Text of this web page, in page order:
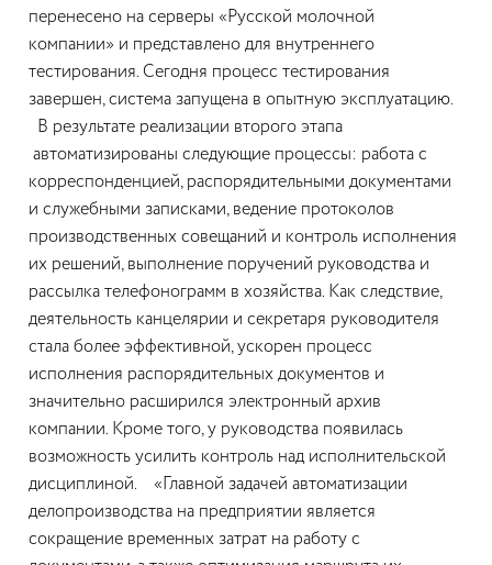
перенесено на серверы «Русской молочной
компании» и представлено для внутреннего
тестирования. Сегодня процесс тестирования
завершен, система запущена в опытную эксплуатацию.
В результате реализации второго этапа
автоматизированы следующие процессы: работа с
корреспонденцией, распорядительными документами
и служебными записками, ведение протоколов
производственных совещаний и контроль исполнения
их решений, выполнение поручений руководства и
рассылка телефонограмм в хозяйства. Как следствие,
деятельность канцелярии и секретаря руководителя
стала более эффективной, ускорен процесс
исполнения распорядительных документов и
значительно расширился электронный архив
компании. Кроме того, у руководства появилась
возможность усилить контроль над исполнительской
дисциплиной. «Главной задачей автоматизации
делопроизводства на предприятии является
сокращение временных затрат на работу с